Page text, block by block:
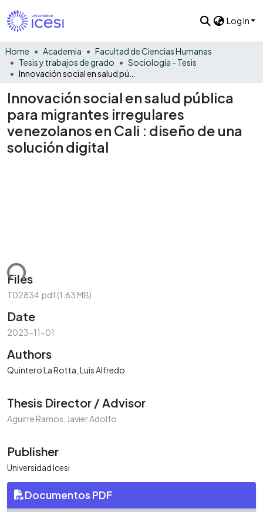
Log In
Home Academia
Facultad de Ciencias Humanas
Tesis y trabajos de grado
Sociología - Tesis
Innovación social en salud pública
para migrantes irregulares
venezolanos en Cali : diseño de una
solución digital
Files
T02834.pdf(1.63 MB)
Date
2023-11-01
Authors
Quintero La Rotta, Luis Alfredo
Thesis Director / Advisor
Aguirre Ramos, Javier Adolfo
Publisher
Universidad Icesi
Documentos PDF